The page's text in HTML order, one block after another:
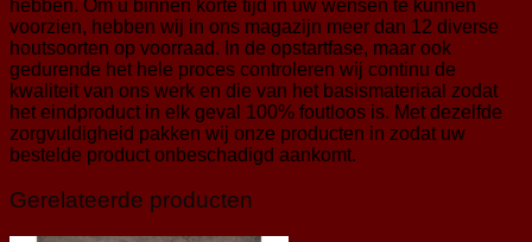
hebben. Om u binnen korte tijd in uw wensen te kunnen
voorzien, hebben wij in ons magazijn meer dan 12 diverse
houtsoorten op voorraad. In de opstartfase, maar ook
gedurende het hele proces controleren wij continu de
kwaliteit van ons werk en die van het basismateriaal zodat
het eindproduct in elk geval 100% foutloos is. Met dezelfde
zorgvuldigheid pakken wij onze producten in zodat uw
bestelde product onbeschadigd aankomt.
Gerelateerde producten